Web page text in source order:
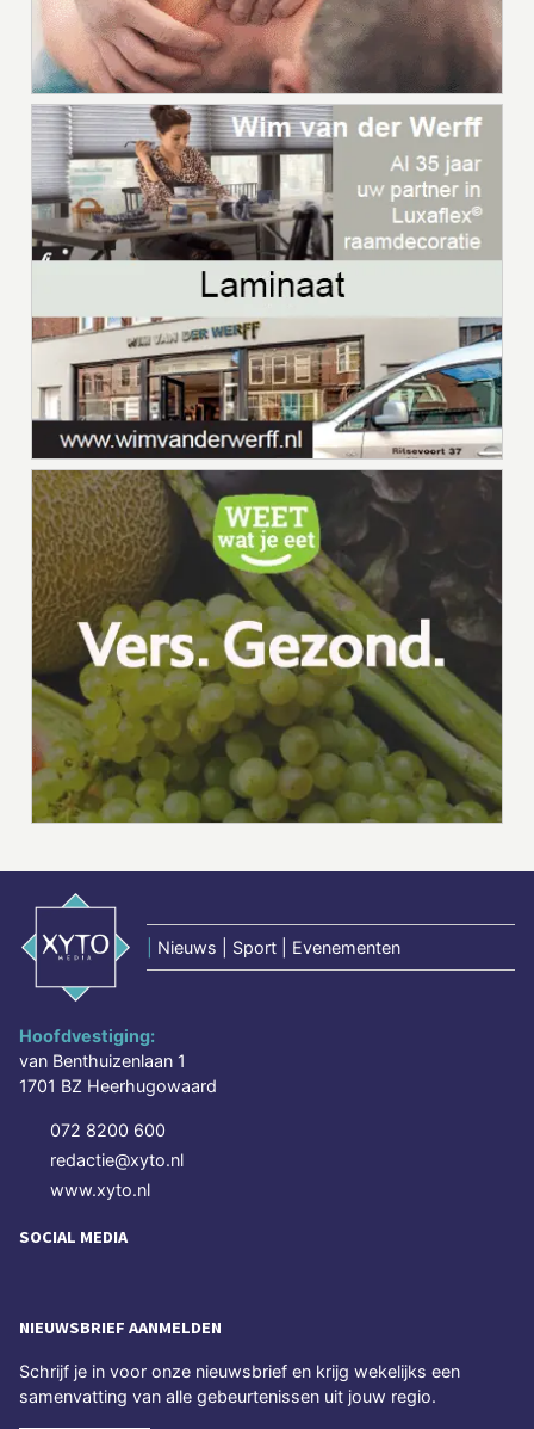
Nieuws | Sport | Evenementen
Hoofdvestiging:
van Benthuizenlaan 1
1701 BZ Heerhugowaard
072 8200 600
redactie@xyto.nl
www.xyto.nl
SOCIAL MEDIA
NIEUWSBRIEF AANMELDEN
Schrijf je in voor onze nieuwsbrief en krijg wekelijks een
samenvatting van alle gebeurtenissen uit jouw regio.